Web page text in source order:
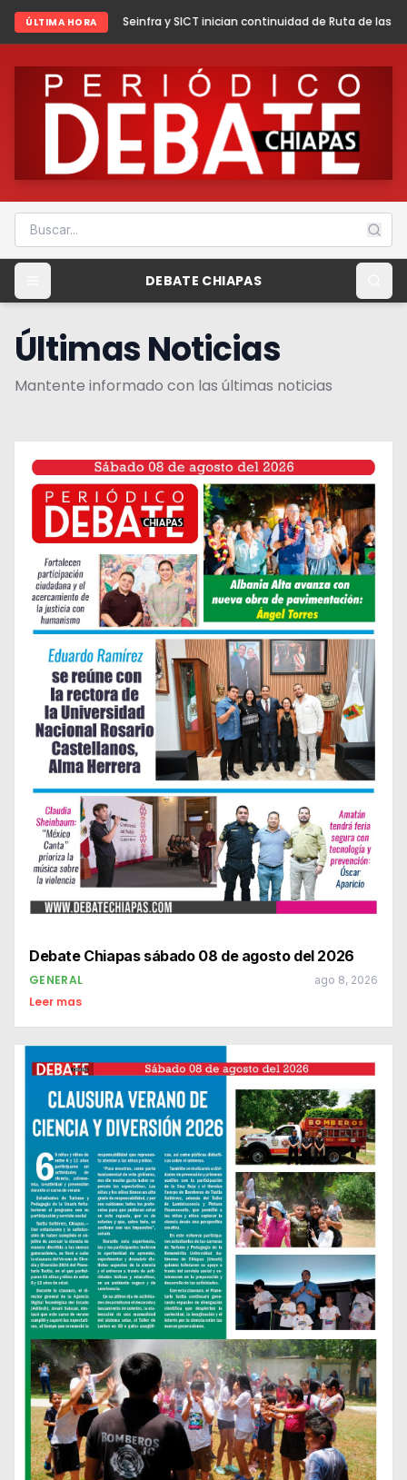
ÚLTIMA HORA
Seinfra y SICT inician continuidad de Ruta de las Culturas Mayas
DEBATE CHIAPAS
Últimas Noticias
Mantente informado con las últimas noticias
Debate Chiapas sábado 08 de agosto del 2026
GENERAL ago 8, 2026
Leer mas